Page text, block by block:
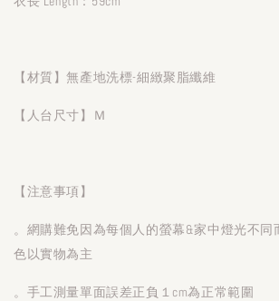
【材質】無產地洗標-細緻聚脂纖維
【人台尺寸】Ｍ
【注意事項】
。網購難免因為每個人的螢幕&家中燈光不同
色以實物為主
。手工測量單面誤差正負１cm為正常範圍